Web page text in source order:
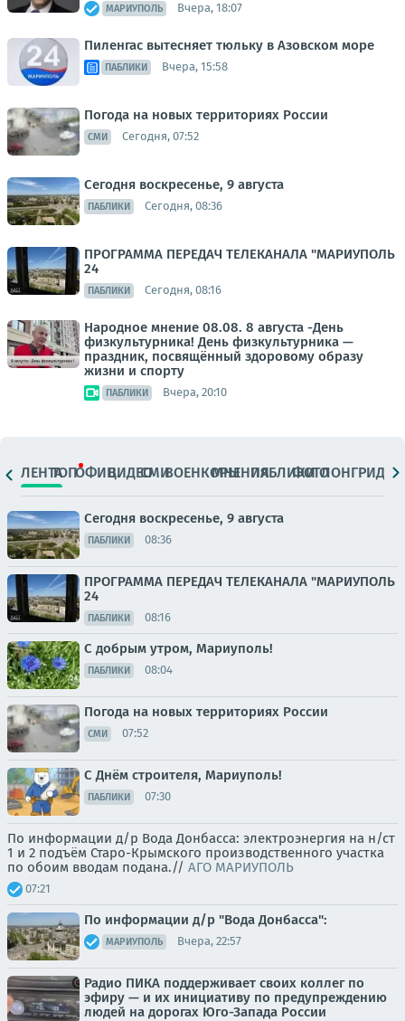
МАРИУПОЛЬ Вчера, 18:07
Пиленгас вытесняет тюльку в Азовском море
ПАБЛИКИ Вчера, 15:58
Погода на новых территориях России
СМИ Сегодня, 07:52
Сегодня воскресенье, 9 августа
ПАБЛИКИ Сегодня, 08:36
ПРОГРАММА ПЕРЕДАЧ ТЕЛЕКАНАЛА "МАРИУПОЛЬ
24
ПАБЛИКИ Сегодня, 08:16
Народное мнение 08.08. 8 августа -День
физкультурника! День физкультурника —
праздник, посвящённый здоровому образу
жизни и спорту
ПАБЛИКИ Вчера, 20:10
ЛЕНТАТОПОФИЦ.ВИДЕОСМИВОЕНКОРЫМНЕНИЯПАБЛИКИ
ФОТОЛОНГРИДЫ
Сегодня воскресенье, 9 августа
ПАБЛИКИ 08:36
ПРОГРАММА ПЕРЕДАЧ ТЕЛЕКАНАЛА "МАРИУПОЛЬ
24
ПАБЛИКИ 08:16
С добрым утром, Мариуполь!
ПАБЛИКИ 08:04
Погода на новых территориях России
СМИ 07:52
С Днём строителя, Мариуполь!
ПАБЛИКИ 07:30
По информации д/р Вода Донбасса: электроэнергия на н/ст
1 и 2 подъём Старо-Крымского производственного участка
по обоим вводам подана.// АГО МАРИУПОЛЬ
07:21
По информации д/р "Вода Донбасса":
МАРИУПОЛЬ Вчера, 22:57
Радио ПИКА поддерживает своих коллег по
эфиру — и их инициативу по предупреждению
людей на дорогах Юго-Запада России